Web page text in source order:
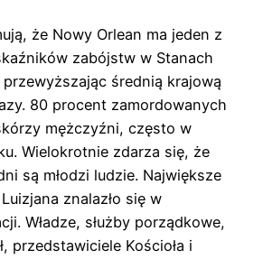
że Nowy Orlean ma jeden z
zabójstw w Stanach
średnią krajową
80 procent zamordowanych
mężczyźni, często w
Wielokrotnie zdarza się, że
są młodzi ludzie. Największe
znalazło się w
Władze, służby porządkowe,
przedstawiciele Kościoła i